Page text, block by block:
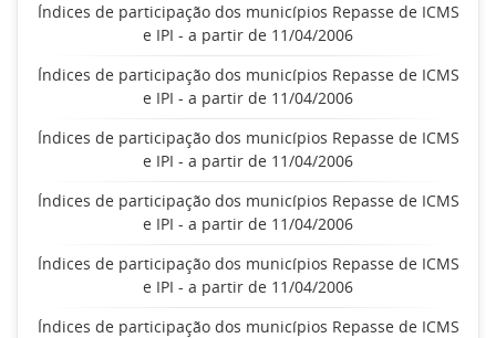
Índices de participação dos municípios Repasse de ICMS
e IPI - a partir de 11/04/2006
Índices de participação dos municípios Repasse de ICMS
e IPI - a partir de 11/04/2006
Índices de participação dos municípios Repasse de ICMS
e IPI - a partir de 11/04/2006
Índices de participação dos municípios Repasse de ICMS
e IPI - a partir de 11/04/2006
Índices de participação dos municípios Repasse de ICMS
e IPI - a partir de 11/04/2006
Índices de participação dos municípios Repasse de ICMS